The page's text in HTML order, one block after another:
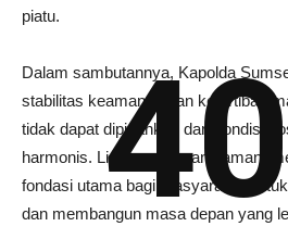
piatu.
Dalam sambutannya, Kapolda
stabilitas keamanan dan ketertiban
tidak dapat dipisahkan dari kondisi
harmonis. Lingkungan yang aman,
fondasi utama bagi masyarakat
dan membangun masa depan yang